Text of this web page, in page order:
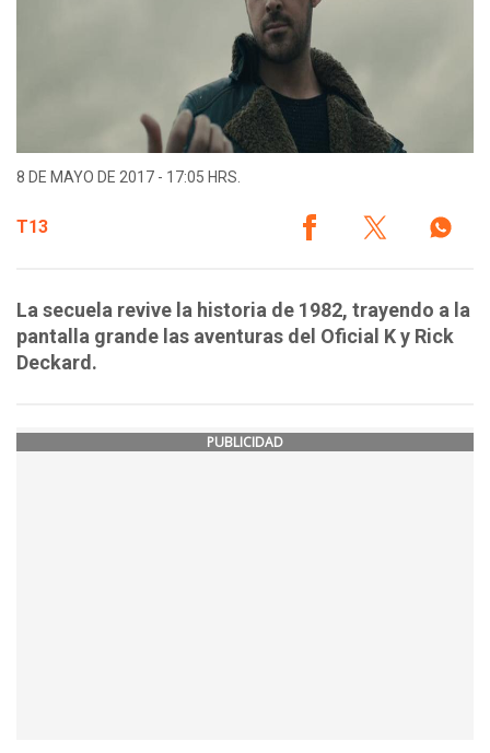
8 DE MAYO DE 2017 - 17:05 HRS.
T13
La secuela revive la historia de 1982, trayendo a la
pantalla grande las aventuras del Oficial K y Rick
Deckard.
PUBLICIDAD